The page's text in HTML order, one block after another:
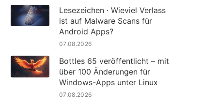
Lesezeichen · Wieviel Verlass
ist auf Malware Scans für
Android Apps?
07.08.2026
Bottles 65 veröffentlicht – mit
über 100 Änderungen für
Windows-Apps unter Linux
07.08.2026